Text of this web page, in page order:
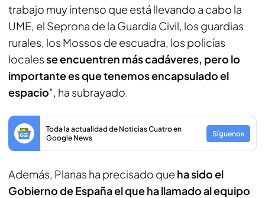
trabajo muy intenso que está llevando a cabo la
UME, el Seprona de la Guardia Civil, los guardias
rurales, los Mossos de escuadra, los policías
localesse encuentren más cadáveres, pero lo
importante es que tenemos encapsulado el
espacio", ha subrayado.
Toda la actualidad de Noticias Cuatro en
Google News
Síguenos
Además, Planas ha precisado que ha sido el
Gobierno de España el que ha llamado al equipo